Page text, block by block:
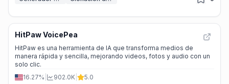
HitPaw VoicePea
HitPaw es una herramienta de IA que transforma medios de
manera rápida y sencilla, mejorando videos, fotos y audio con un
solo clic.
16.27%
902.0K 5.0